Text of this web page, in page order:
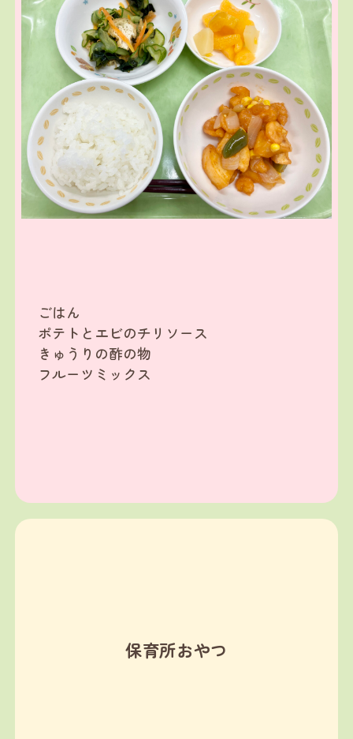
ごはん
ポテトとエビのチリソース
きゅうりの酢の物
フルーツミックス
保育所おやつ